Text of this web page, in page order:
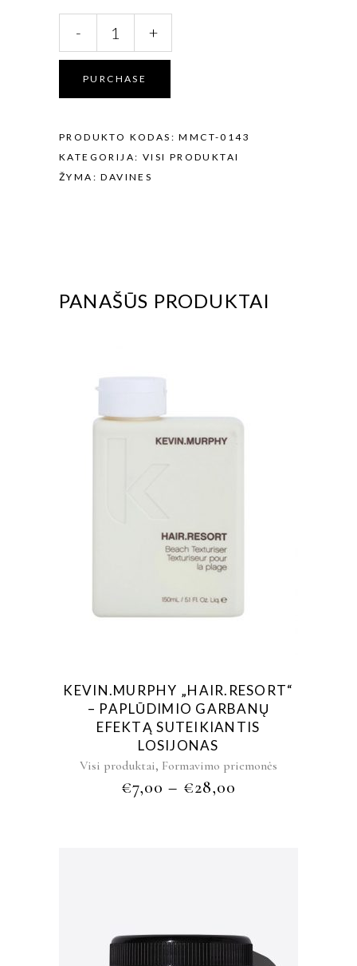
PASTA&LOVE
MINKŠTINANTIS
SKUTIMOSI
GELIS,
ML
quantity
- +
PURCHASE
PRODUKTO KODAS:MMCT-0143
KATEGORIJA: VISI PRODUKTAI
ŽYMA:DAVINES
PANAŠŪS PRODUKTAI
KEVIN.MURPHY „HAIR.RESORT“
– PAPLŪDIMIO GARBANŲ
EFEKTĄ SUTEIKIANTIS
LOSIJONAS
Visi produktai, Formavimo priemonės
€7,00 – €28,00